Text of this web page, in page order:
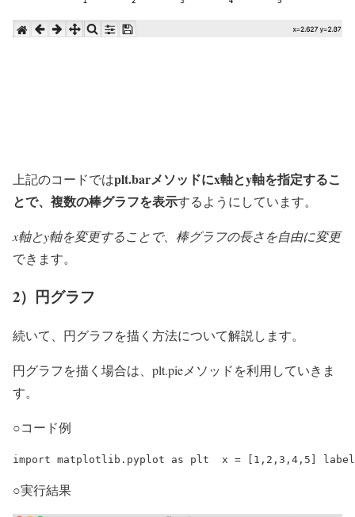
上記のコードではplt.barメソッドにx軸とy軸を指定するこ
とで、複数の棒グラフを表示するようにしています。
x軸とy軸を変更することで、棒グラフの長さを自由に変更
できます。
2）円グラフ
続いて、円グラフを描く方法について解説します。
円グラフを描く場合は、plt.pieメソッドを利用していきま
す。
○コード例
import matplotlib.pyplot as plt  x = [1,2,3,4,5]
○実行結果